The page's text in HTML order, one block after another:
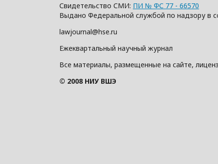
Свидетельство СМИ: ПИ № ФС 77 - 66570
Выдано Федеральной службой по надзору в
lawjournal@hse.ru
Ежеквартальный научный журнал
Все материалы, размещенные на сайте,
© 2008 НИУ ВШЭ